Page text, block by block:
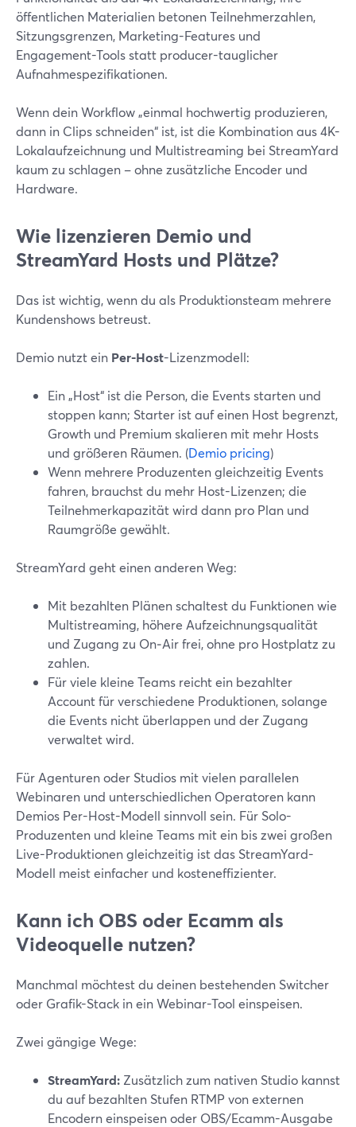
öffentlichen Materialien betonen Teilnehmerzahlen,
Sitzungsgrenzen, Marketing-Features und
Engagement-Tools statt producer-tauglicher
Aufnahmespezifikationen.
Wenn dein Workflow „einmal hochwertig produzieren,
dann in Clips schneiden“ ist, ist die Kombination aus 4K-
Lokalaufzeichnung und Multistreaming bei StreamYard
kaum zu schlagen – ohne zusätzliche Encoder und
Hardware.
Wie lizenzieren Demio und
StreamYard Hosts und Plätze?
Das ist wichtig, wenn du als Produktionsteam mehrere
Kundenshows betreust.
Demio nutzt ein Per-Host-Lizenzmodell:
Ein „Host“ ist die Person, die Events starten und
stoppen kann; Starter ist auf einen Host begrenzt,
Growth und Premium skalieren mit mehr Hosts
und größeren Räumen. (Demio pricing)
Wenn mehrere Produzenten gleichzeitig Events
fahren, brauchst du mehr Host-Lizenzen; die
Teilnehmerkapazität wird dann pro Plan und
Raumgröße gewählt.
StreamYard geht einen anderen Weg:
Mit bezahlten Plänen schaltest du Funktionen wie
Multistreaming, höhere Aufzeichnungsqualität
und Zugang zu On‑Air frei, ohne pro Hostplatz zu
zahlen.
Für viele kleine Teams reicht ein bezahlter
Account für verschiedene Produktionen, solange
die Events nicht überlappen und der Zugang
verwaltet wird.
Für Agenturen oder Studios mit vielen parallelen
Webinaren und unterschiedlichen Operatoren kann
Demios Per-Host-Modell sinnvoll sein. Für Solo-
Produzenten und kleine Teams mit ein bis zwei großen
Live-Produktionen gleichzeitig ist das StreamYard-
Modell meist einfacher und kosteneffizienter.
Kann ich OBS oder Ecamm als
Videoquelle nutzen?
Manchmal möchtest du deinen bestehenden Switcher
oder Grafik-Stack in ein Webinar-Tool einspeisen.
Zwei gängige Wege:
StreamYard: Zusätzlich zum nativen Studio kannst
du auf bezahlten Stufen RTMP von externen
Encodern einspeisen oder OBS/Ecamm-Ausgabe